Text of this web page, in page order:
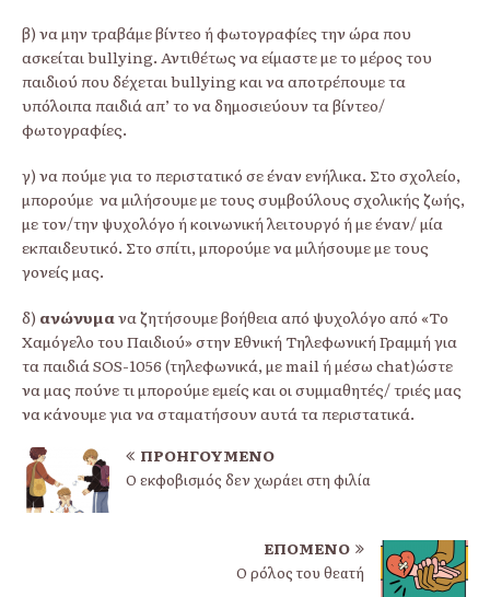
β) να μην τραβάμε βίντεο ή φωτογραφίες την ώρα που
ασκείται bullying. Αντιθέτως να είμαστε με το μέρος του
παιδιού που δέχεται bullying και να αποτρέπουμε τα
υπόλοιπα παιδιά απ’ το να δημοσιεύουν τα βίντεο/
φωτογραφίες.
γ) να πούμε για το περιστατικό σε έναν ενήλικα. Στο σχολείο,
μπορούμε να μιλήσουμε με τους συμβούλους σχολικής ζωής,
με τον/την ψυχολόγο ή κοινωνική λειτουργό ή με έναν/ μία
εκπαιδευτικό. Στο σπίτι, μπορούμε να μιλήσουμε με τους
γονείς μας.
δ) ανώνυμανα ζητήσουμε βοήθεια από ψυχολόγο από «Το
Χαμόγελο του Παιδιού» στην Εθνική Τηλεφωνική Γραμμή για
τα παιδιά SOS-1056 (τηλεφωνικά, με mail ή μέσω chat)ώστε
να μας πούνε τι μπορούμε εμείς και οι συμμαθητές/ τριές μας
να κάνουμε για να σταματήσουν αυτά τα περιστατικά.
ΠΡΟΗΓΟΎΜΕΝΟ
Ο εκφοβισμός δεν χωράει στη φιλία
ΕΠΌΜΕΝΟ
Ο ρόλος του θεατή